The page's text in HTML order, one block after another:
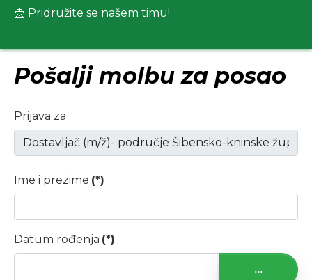
📩 Pridružite se našem timu!
Pošalji molbu za posao
Prijava za
Ime i prezime (*)
Datum rođenja (*)
...